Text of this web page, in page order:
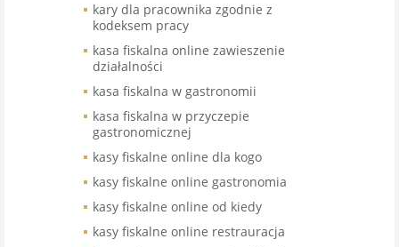
kary dla pracownika zgodnie z
kodeksem pracy
kasa fiskalna online zawieszenie
działalności
kasa fiskalna w gastronomii
kasa fiskalna w przyczepie
gastronomicznej
kasy fiskalne online dla kogo
kasy fiskalne online gastronomia
kasy fiskalne online od kiedy
kasy fiskalne online restrauracja